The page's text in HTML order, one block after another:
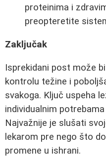
proteinima i
preopteretite
Zaključak
Isprekidani post može
kontrolu težine i
svakoga. Ključ uspeha
individualnim
Najvažnije je slušati
lekarom pre nego što
promene u ishrani.